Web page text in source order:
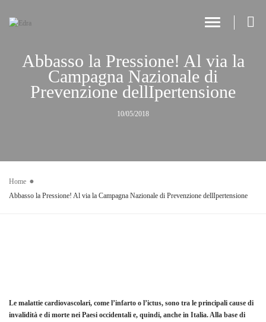
Toggle
Abbasso la Pressione! Al via la
Campagna Nazionale di
Prevenzione dellIpertensione
10/05/2018
Home
Abbasso la Pressione! Al via la Campagna Nazionale di Prevenzione dellIpertensione
Le malattie cardiovascolari, come l’infarto o l’ictus, sono tra le principali cause di
invalidità e di morte nei Paesi occidentali e, quindi, anche in Italia. Alla base di